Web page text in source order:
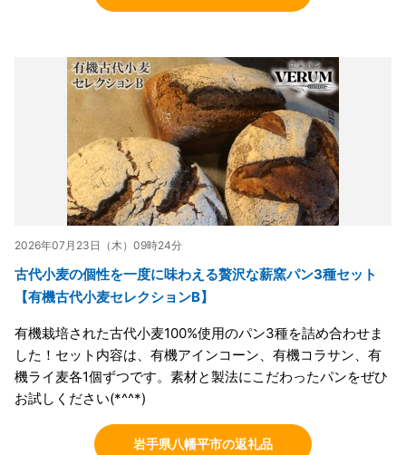
2026年07月23日（木）09時24分
古代小麦の個性を一度に味わえる贅沢な薪窯パン3種セット
【有機古代小麦セレクションB】
有機栽培された古代小麦100%使用のパン3種を詰め合わせま
した！セット内容は、有機アインコーン、有機コラサン、有
機ライ麦各1個ずつです。素材と製法にこだわったパンをぜひ
お試しください(*^^*)
岩手県八幡平市の返礼品